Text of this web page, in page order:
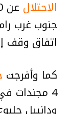
الاحتلال
جنوب غرب
اتفاق وقف
كما وأفرجت
4 مجندات
ودانييل